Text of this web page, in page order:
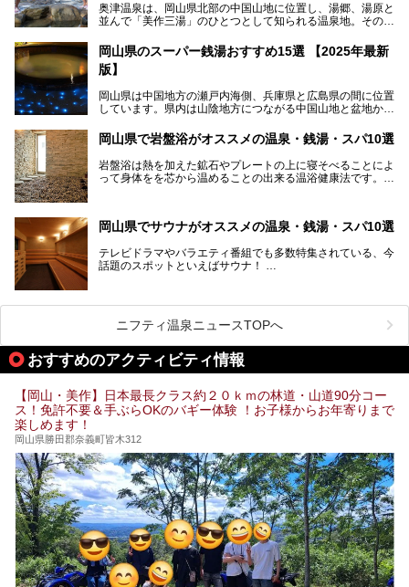
奥津温泉は、岡山県北部の中国山地に位置し、湯郷、湯原と
並んで「美作三湯」のひとつとして知られる温泉地。その泉
す。
この記事では、奥津温泉で宿泊におすすめの宿、観光スポッ
を存分に味わい、癒しの旅を楽しんでくださいね。
岡山県のスーパー銭湯おすすめ15選 【2025年最新
版】
岡山県は中国地方の瀬戸内海側、兵庫県と広島県の間に位置
しています。県内は山陰地方につながる中国山地と盆地から
海に多数の島々が浮かぶ瀬戸内海に面した南部に分けられま
す。年間を通じて降水量が少ない「晴れの国」で、モモやブ
ドウなど果物の栽培が盛んなうえ、その品質の高さは全国的
にも有名です。
ます。ここでは、岡山県で評判のスーパー銭湯をご紹介しま
しょう。
岡山県で岩盤浴がオススメの温泉・銭湯・スパ10選
岩盤浴は熱を加えた鉱石やプレートの上に寝そべることによ
って身体をを芯から温めることの出来る温浴健康法です。じ
ススメ温泉・銭湯・スパ10ヶ所を紹介させていただきま
岡山県でサウナがオススメの温泉・銭湯・スパ10選
テレビドラマやバラエティ番組でも多数特集されている、今
話題のスポットといえばサウナ！
今回は、岡山県でサウナがおすすめの温泉や銭湯、スパを厳
選してご紹介！
血流が良くなるだけでなく美容効果やリラックス効果も期待
ニフティ温泉ニュースTOPへ
おすすめのアクティビティ情報
【岡山・美作】日本最長クラス約２０ｋｍの林道・山道90分コー
ス！免許不要＆手ぶらOKのバギー体験 ！お子様からお年寄りまで
楽しめます！
岡山県勝田郡奈義町皆木312